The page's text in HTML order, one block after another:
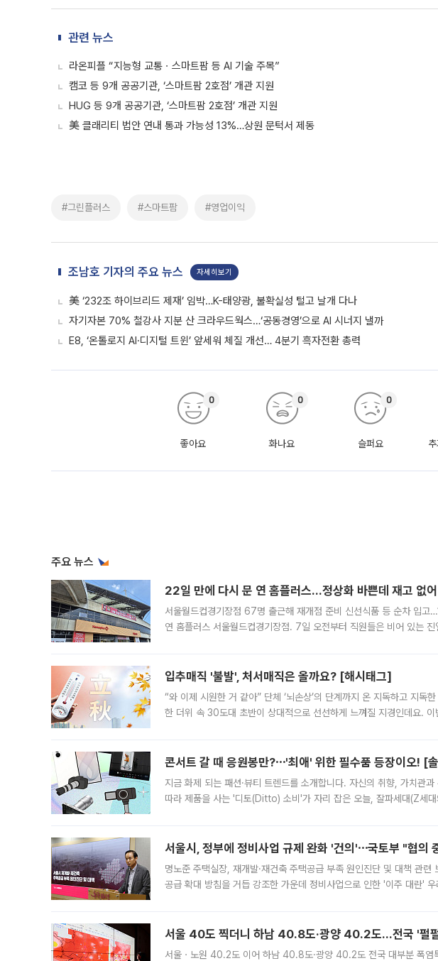
관련 뉴스
라온피플 “지능형 교통ㆍ스마트팜 등 AI 기술 주목”
캠코 등 9개 공공기관, ‘스마트팜 2호점’ 개관 지원
HUG 등 9개 공공기관, ‘스마트팜 2호점’ 개관 지원
美 클래리티 법안 연내 통과 가능성 13%…상원 문턱서 제동
#그린플러스 #스마트팜 #영업이익
조남호 기자의 주요 뉴스 자세히보기
美 ‘232조 하이브리드 제재’ 임박…K-태양광, 불확실성 털고 날개 다나
자기자본 70% 철강사 지분 산 크라우드웍스…‘공동경영’으로 AI 시너지 낼까
E8, ‘온톨로지 AI·디지털 트윈’ 앞세워 체질 개선… 4분기 흑자전환 총력
좋아요
0
화나요
0
슬퍼요
0
주요 뉴스
22일 만에 다시 문 연 홈플러스…정상화 바쁜데 재고 없어
서울월드컵경기장점 67명 출근해 재개점 준비 신선식품 등 순차 입
연 홈플러스 서울월드컵경기장점. 7일 오전부터 직원들은 비어 있는
입추매직 '불발', 처서매직은 올까요? [해시태그]
“와 이제 시원한 거 같아” 단체 ‘뇌손상’의 단계까지 온 지독하고 지
한 더위 속 30도대 초반이 상대적으로 선선하게 느껴질 지경인데요.
콘서트 갈 때 응원봉만?⋯'최애' 위한 필수품 등장이오! [
지금 화제 되는 패션·뷰티 트렌드를 소개합니다. 자신의 취향, 가치관
따라 제품을 사는 '디토(Ditto) 소비'가 자리 잡은 오늘, 잘파세대(Z세
서울시, 정부에 정비사업 규제 완화 '건의'⋯국토부 "협의
명노준 주택실장, 재개발·재건축 주택공급 부족 원인진단 및 대책 관련
공급 확대 방침을 거듭 강조한 가운데 정비사업으로 인한 '이주 대란'
서울 40도 찍더니 하남 40.8도·광양 40.2도…전국 '펄
서울ㆍ노원 40.2도 이어 하남 40.8도·광양 40.2도 전국 대부분 폭